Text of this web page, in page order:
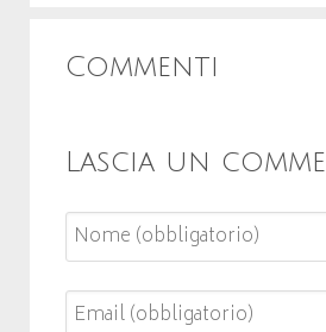
Commenti
Lascia un